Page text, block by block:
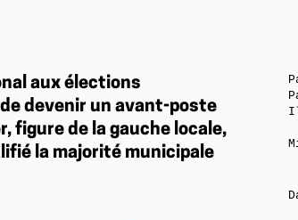
aux élections
devenir un avant-poste
figure de la gauche locale,
la majorité municipale